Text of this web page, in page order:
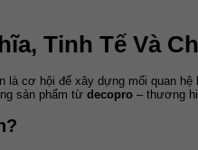
Tinh Tế Và
cơ hội để xây dựng mối quan
sản phẩm từ decopro – thương